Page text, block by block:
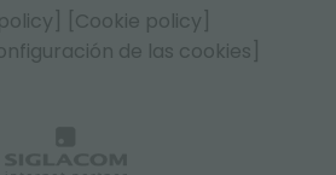
[Cookie policy]
de las cookies]